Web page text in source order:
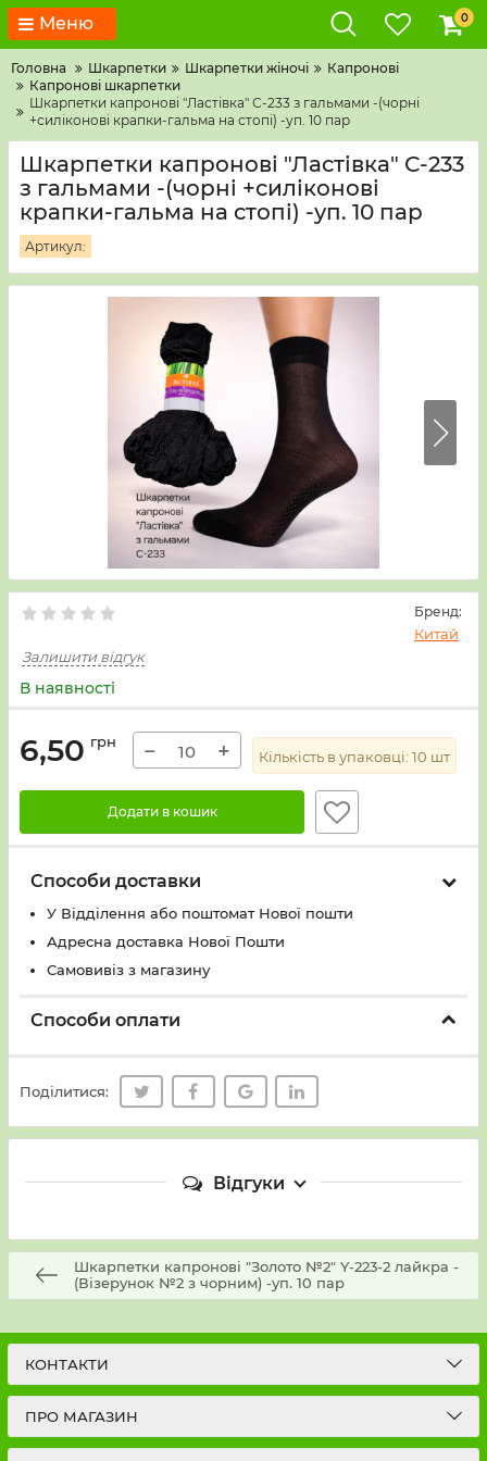
Меню 0
Головна Шкарпетки Шкарпетки жіночі
Капронові
Капронові шкарпетки
Шкарпетки капронові "Ластівка" С-233 з гальмами -(чорні
+силіконові крапки-гальма на стопі) -уп. 10 пар
Шкарпетки капронові "Ластівка" С-233
з гальмами -(чорні +силіконові
крапки-гальма на стопі) -уп. 10 пар
Артикул:
Бренд:
Китай
Залишити відгук
В наявності
6,50 грн − + Кількість в упаковці: 10 шт
Додати в кошик
Способи доставки
У Вiддiлення або поштомат Нової пошти
Адресна доставка Нової Пошти
Самовивіз з магазину
Способи оплати
Поділитися:
Відгуки
Шкарпетки капронові "Золото №2" Y-223-2 лайкра -
(Візерунок №2 з чорним) -уп. 10 пар
КОНТАКТИ
ПРО МАГАЗИН